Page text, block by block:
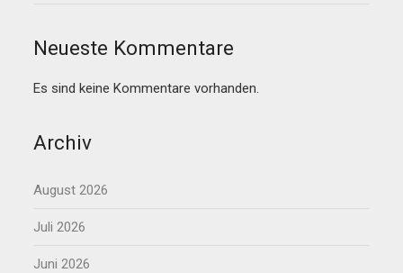
Neueste Kommentare
Es sind keine Kommentare vorhanden.
Archiv
August 2026
Juli 2026
Juni 2026